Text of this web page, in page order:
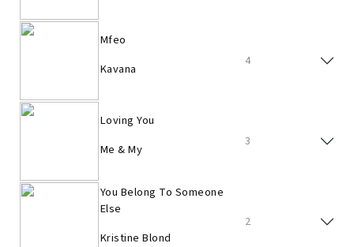
Mfeo
Kavana
4
Loving You
Me & My
3
You Belong To Someone
Else
Kristine Blond
2